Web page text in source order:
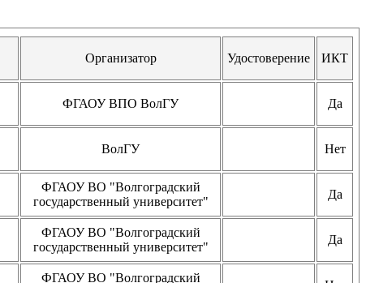
Организатор Удостоверение ИКТ
ФГАОУ ВПО ВолГУ Да
ВолГУ Нет
ФГАОУ ВО "Волгоградский
государственный университет"
Да
ФГАОУ ВО "Волгоградский
государственный университет"
Да
ФГАОУ ВО "Волгоградский